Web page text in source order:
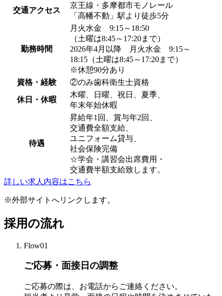
交通アクセス
京王線・多摩都市モノレール
「高幡不動」駅より徒歩5分
勤務時間
月火水金 9:15～18:50
（土曜は8:45～17:20まで）
2026年4月以降 月火水金 9:15～
18:15（土曜は8:45～17:20まで）
※休憩90分あり
資格・経験
②のみ歯科衛生士資格
休日・休暇
木曜、日曜、祝日、夏季、
年末年始休暇
待遇
昇給年1回、賞与年2回、
交通費全額支給、
ユニフォーム貸与、
社会保険完備
☆学会・講習会出席費用・
交通費半額支給致します。
詳しい求人内容はこちら
※外部サイトへリンクします。
採用の流れ
Flow01
ご応募・面接日の調整
ご応募の際は、お電話からご連絡ください。